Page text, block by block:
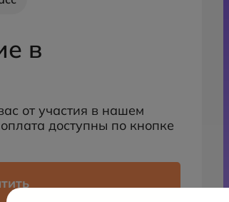
в
от участия в нашем
доступны по кнопке